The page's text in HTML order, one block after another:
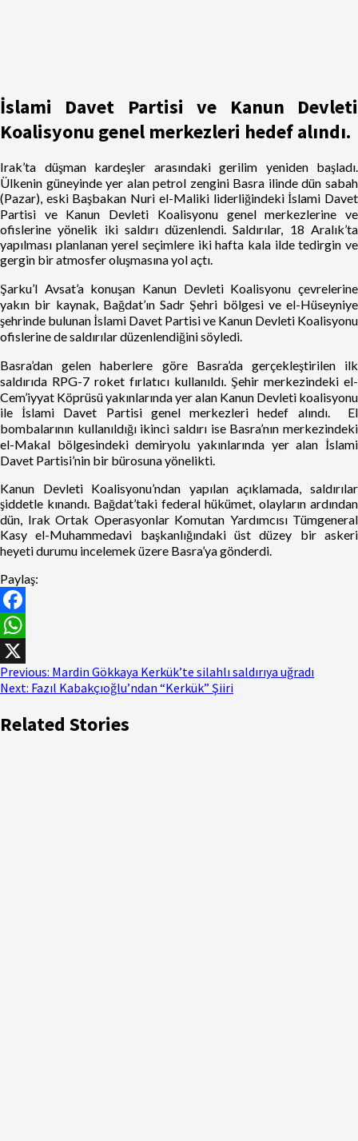
İslami Davet Partisi ve Kanun Devleti
Koalisyonu genel merkezleri hedef alındı.
Irak’ta düşman kardeşler arasındaki gerilim yeniden başladı.
Ülkenin güneyinde yer alan petrol zengini Basra ilinde dün sabah
(Pazar), eski Başbakan Nuri el-Maliki liderliğindeki İslami Davet
Partisi ve Kanun Devleti Koalisyonu genel merkezlerine ve
ofislerine yönelik iki saldırı düzenlendi. Saldırılar, 18 Aralık’ta
yapılması planlanan yerel seçimlere iki hafta kala ilde tedirgin ve
gergin bir atmosfer oluşmasına yol açtı.
Şarku’l Avsat’a konuşan Kanun Devleti Koalisyonu çevrelerine
yakın bir kaynak, Bağdat’ın Sadr Şehri bölgesi ve el-Hüseyniye
şehrinde bulunan İslami Davet Partisi ve Kanun Devleti Koalisyonu
ofislerine de saldırılar düzenlendiğini söyledi.
Basra’dan gelen haberlere göre Basra’da gerçekleştirilen ilk
saldırıda RPG-7 roket fırlatıcı kullanıldı. Şehir merkezindeki el-
Cem’iyyat Köprüsü yakınlarında yer alan Kanun Devleti koalisyonu
ile İslami Davet Partisi genel merkezleri hedef alındı. El
bombalarının kullanıldığı ikinci saldırı ise Basra’nın merkezindeki
el-Makal bölgesindeki demiryolu yakınlarında yer alan İslami
Davet Partisi’nin bir bürosuna yönelikti.
Kanun Devleti Koalisyonu’ndan yapılan açıklamada, saldırılar
şiddetle kınandı. Bağdat’taki federal hükümet, olayların ardından
dün, Irak Ortak Operasyonlar Komutan Yardımcısı Tümgeneral
Kasy el-Muhammedavi başkanlığındaki üst düzey bir askeri
heyeti durumu incelemek üzere Basra’ya gönderdi.
Paylaş:
Facebook
WhatsApp
X
Previous: Mardin Gökkaya Kerkük’te silahlı saldırıya uğradı
Next: Fazıl Kabakçıoğlu’ndan “Kerkük” Şiiri
Related Stories